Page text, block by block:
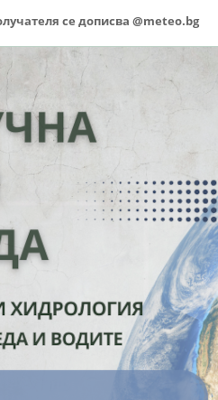
се дописва @meteo.bg